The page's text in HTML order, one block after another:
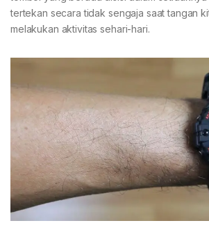
tertekan secara tidak sengaja saat tangan
melakukan aktivitas sehari-hari.